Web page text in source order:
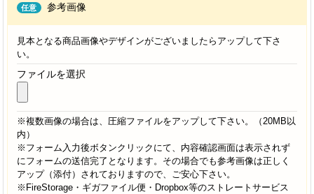
任意 参考画像
見本となる商品画像やデザインがございましたらアップして下さ
い。
ファイルを選択
※複数画像の場合は、圧縮ファイルをアップして下さい。（20MB以
内）
※フォーム入力後ボタンクリックにて、内容確認画面は表示されず
にフォームの送信完了となります。その場合でも参考画像は正しく
アップ（添付）されておりますので、ご安心下さい。
※FireStorage・ギガファイル便・Dropbox等のストレートサービス